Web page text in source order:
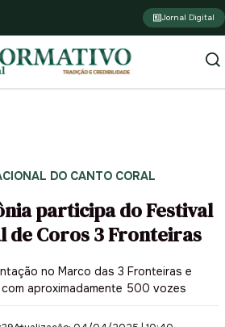
Jornal Digital
DO CANTO CORAL
participa do Festival
de Coros 3 Fronteiras
no Marco das 3 Fronteiras e
com aproximadamente 500 vozes